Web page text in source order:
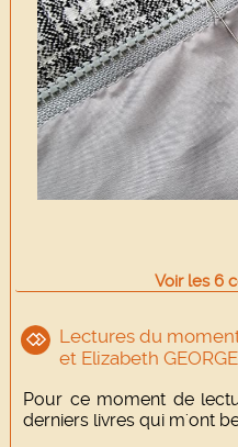
Voir les6
Lectures du
et Elizabeth GEORGE
Pour ce moment de
derniers livres qui m'ont